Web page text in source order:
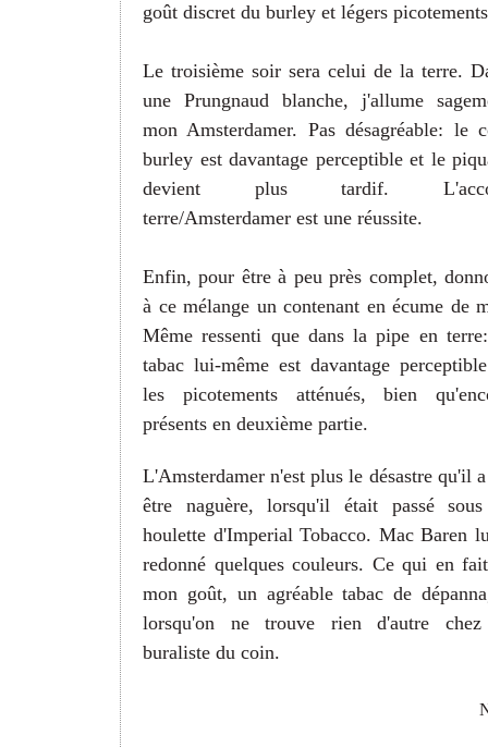
goût discret du burley et légers
Le troisième soir sera celui de la terre.
une Prungnaud blanche, j'allume
mon Amsterdamer. Pas désagréable: le
burley est davantage perceptible et le
devient plus tardif.
terre/Amsterdamer est une réussite.
Enfin, pour être à peu près complet,
à ce mélange un contenant en écume de
Même ressenti que dans la pipe en
tabac lui-même est davantage
les picotements atténués, bien
présents en deuxième partie.
L'Amsterdamer n'est plus le désastre qu'il
être naguère, lorsqu'il était passé
houlette d'Imperial Tobacco. Mac Baren
redonné quelques couleurs. Ce qui en
mon goût, un agréable tabac de
lorsqu'on ne trouve rien d'autre
buraliste du coin.